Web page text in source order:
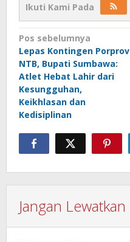
Ikuti Kami Pada
Navigasi
pos
Pos sebelumnya
Lepas Kontingen Porprov
NTB, Bupati Sumbawa:
Atlet Hebat Lahir dari
Kesungguhan,
Keikhlasan dan
Kedisiplinan
Jangan Lewatkan